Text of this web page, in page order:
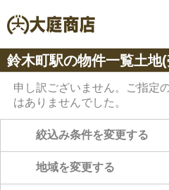
鈴木町駅の物件一覧土地
申し訳ございません。ご指定
はありませんでした。
絞込み条件を変更する
地域を変更する